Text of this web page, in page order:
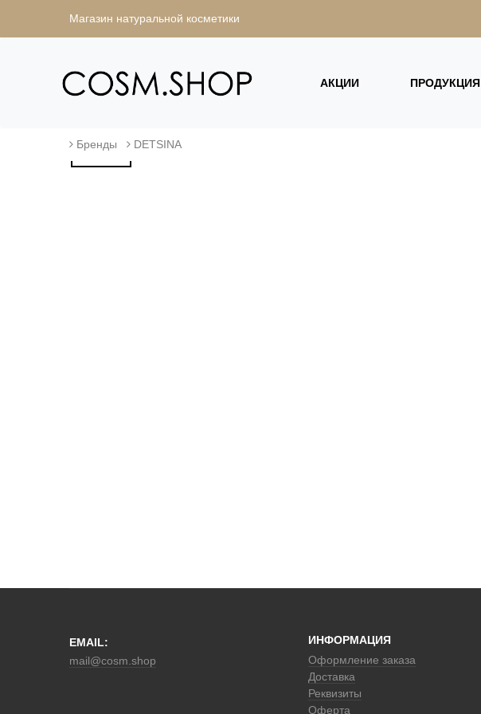
Магазин натуральной косметики
АКЦИИ ПРОДУКЦИЯ
Бренды DETSINA
EMAIL:
mail@cosm.shop
ИНФОРМАЦИЯ
Оформление заказа
Доставка
Реквизиты
Оферта